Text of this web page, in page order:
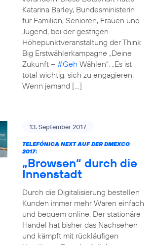
Katarina Barley, Bundesministerin
für Familien, Senioren, Frauen und
Jugend, bei der gestrigen
Höhepunktveranstaltung der Think
Big Erstwählerkampagne „Deine
Zukunft – #Geh Wählen“. „Es ist
total wichtig, sich zu engagieren.
Wenn jemand […]
13. September 2017
TELEFÓNICA NEXT AUF DER DMEXCO
2017:
„Browsen“ durch die
Innenstadt
Durch die Digitalisierung bestellen
Kunden immer mehr Waren einfach
und bequem online. Der stationäre
Handel hat bisher das Nachsehen
und kämpft mit rückläufigen